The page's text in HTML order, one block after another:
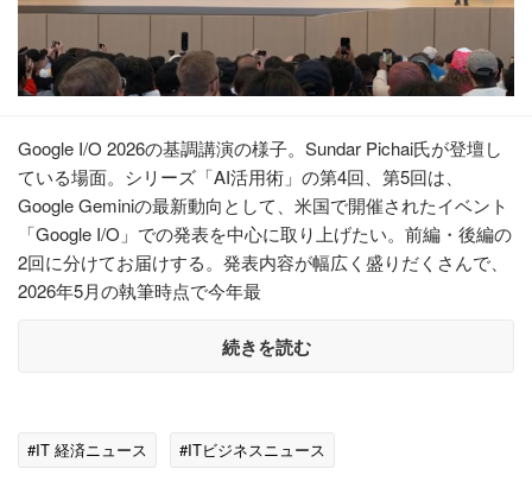
Google I/O 2026の基調講演の様子。Sundar Pichai氏が登壇し
ている場面。シリーズ「AI活用術」の第4回、第5回は、
Google Geminiの最新動向として、米国で開催されたイベント
「Google I/O」での発表を中心に取り上げたい。前編・後編の
2回に分けてお届けする。発表内容が幅広く盛りだくさんで、
2026年5月の執筆時点で今年最
続きを読む
#IT 経済ニュース #ITビジネスニュース